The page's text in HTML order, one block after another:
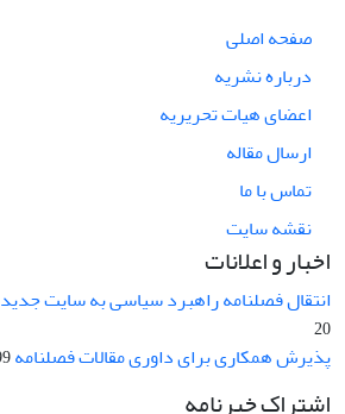
صفحه اصلی
درباره نشریه
اعضای هیات تحریریه
ارسال مقاله
تماس با ما
نقشه سایت
اخبار و اعلانات
انتقال فصلنامه راهبرد سیاسی به سایت
20
پذیرش همکاری برای داوری مقالات فصلنامه
اشتراک خبرنامه